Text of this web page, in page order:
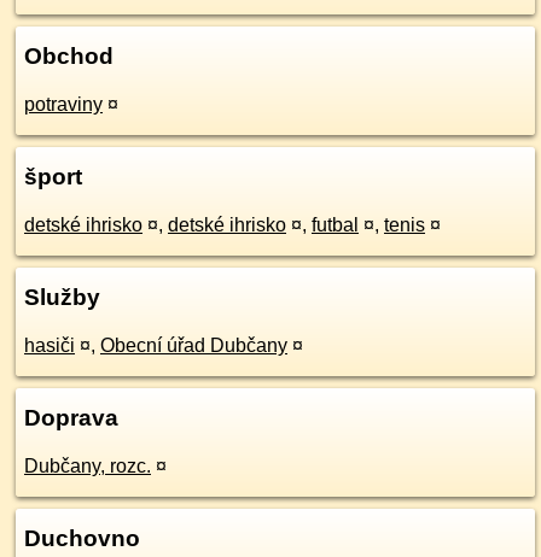
Obchod
potraviny ¤
šport
detské ihrisko ¤, detské ihrisko ¤, futbal ¤, tenis ¤
Služby
hasiči ¤, Obecní úřad Dubčany ¤
Doprava
Dubčany, rozc. ¤
Duchovno